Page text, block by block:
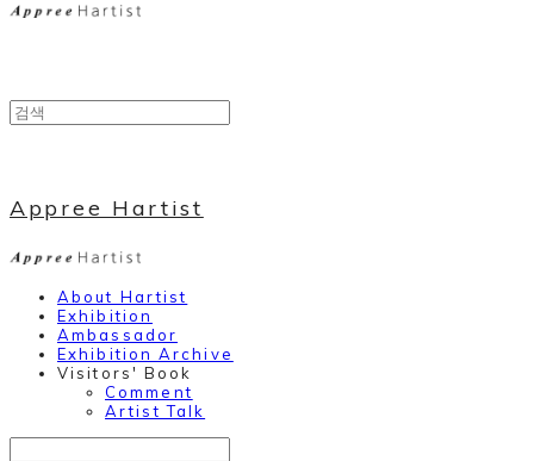
Appree Hartist
About Hartist
Exhibition
Ambassador
Exhibition Archive
Visitors' Book
Comment
Artist Talk